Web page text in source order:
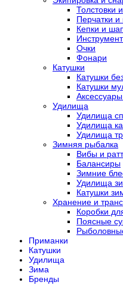
Толстовки
Перчатки и
Кепки и
Очки
Фонари
Катушки
Катушки
Катушки
Удилища
Удилища
Удилища
Удилища
Зимняя рыбалка
Вибы и
Балансиры
Зимние
Удилища
Катушки
Хранение и
Коробки
Поясные
Приманки
Катушки
Удилища
Зима
Бренды